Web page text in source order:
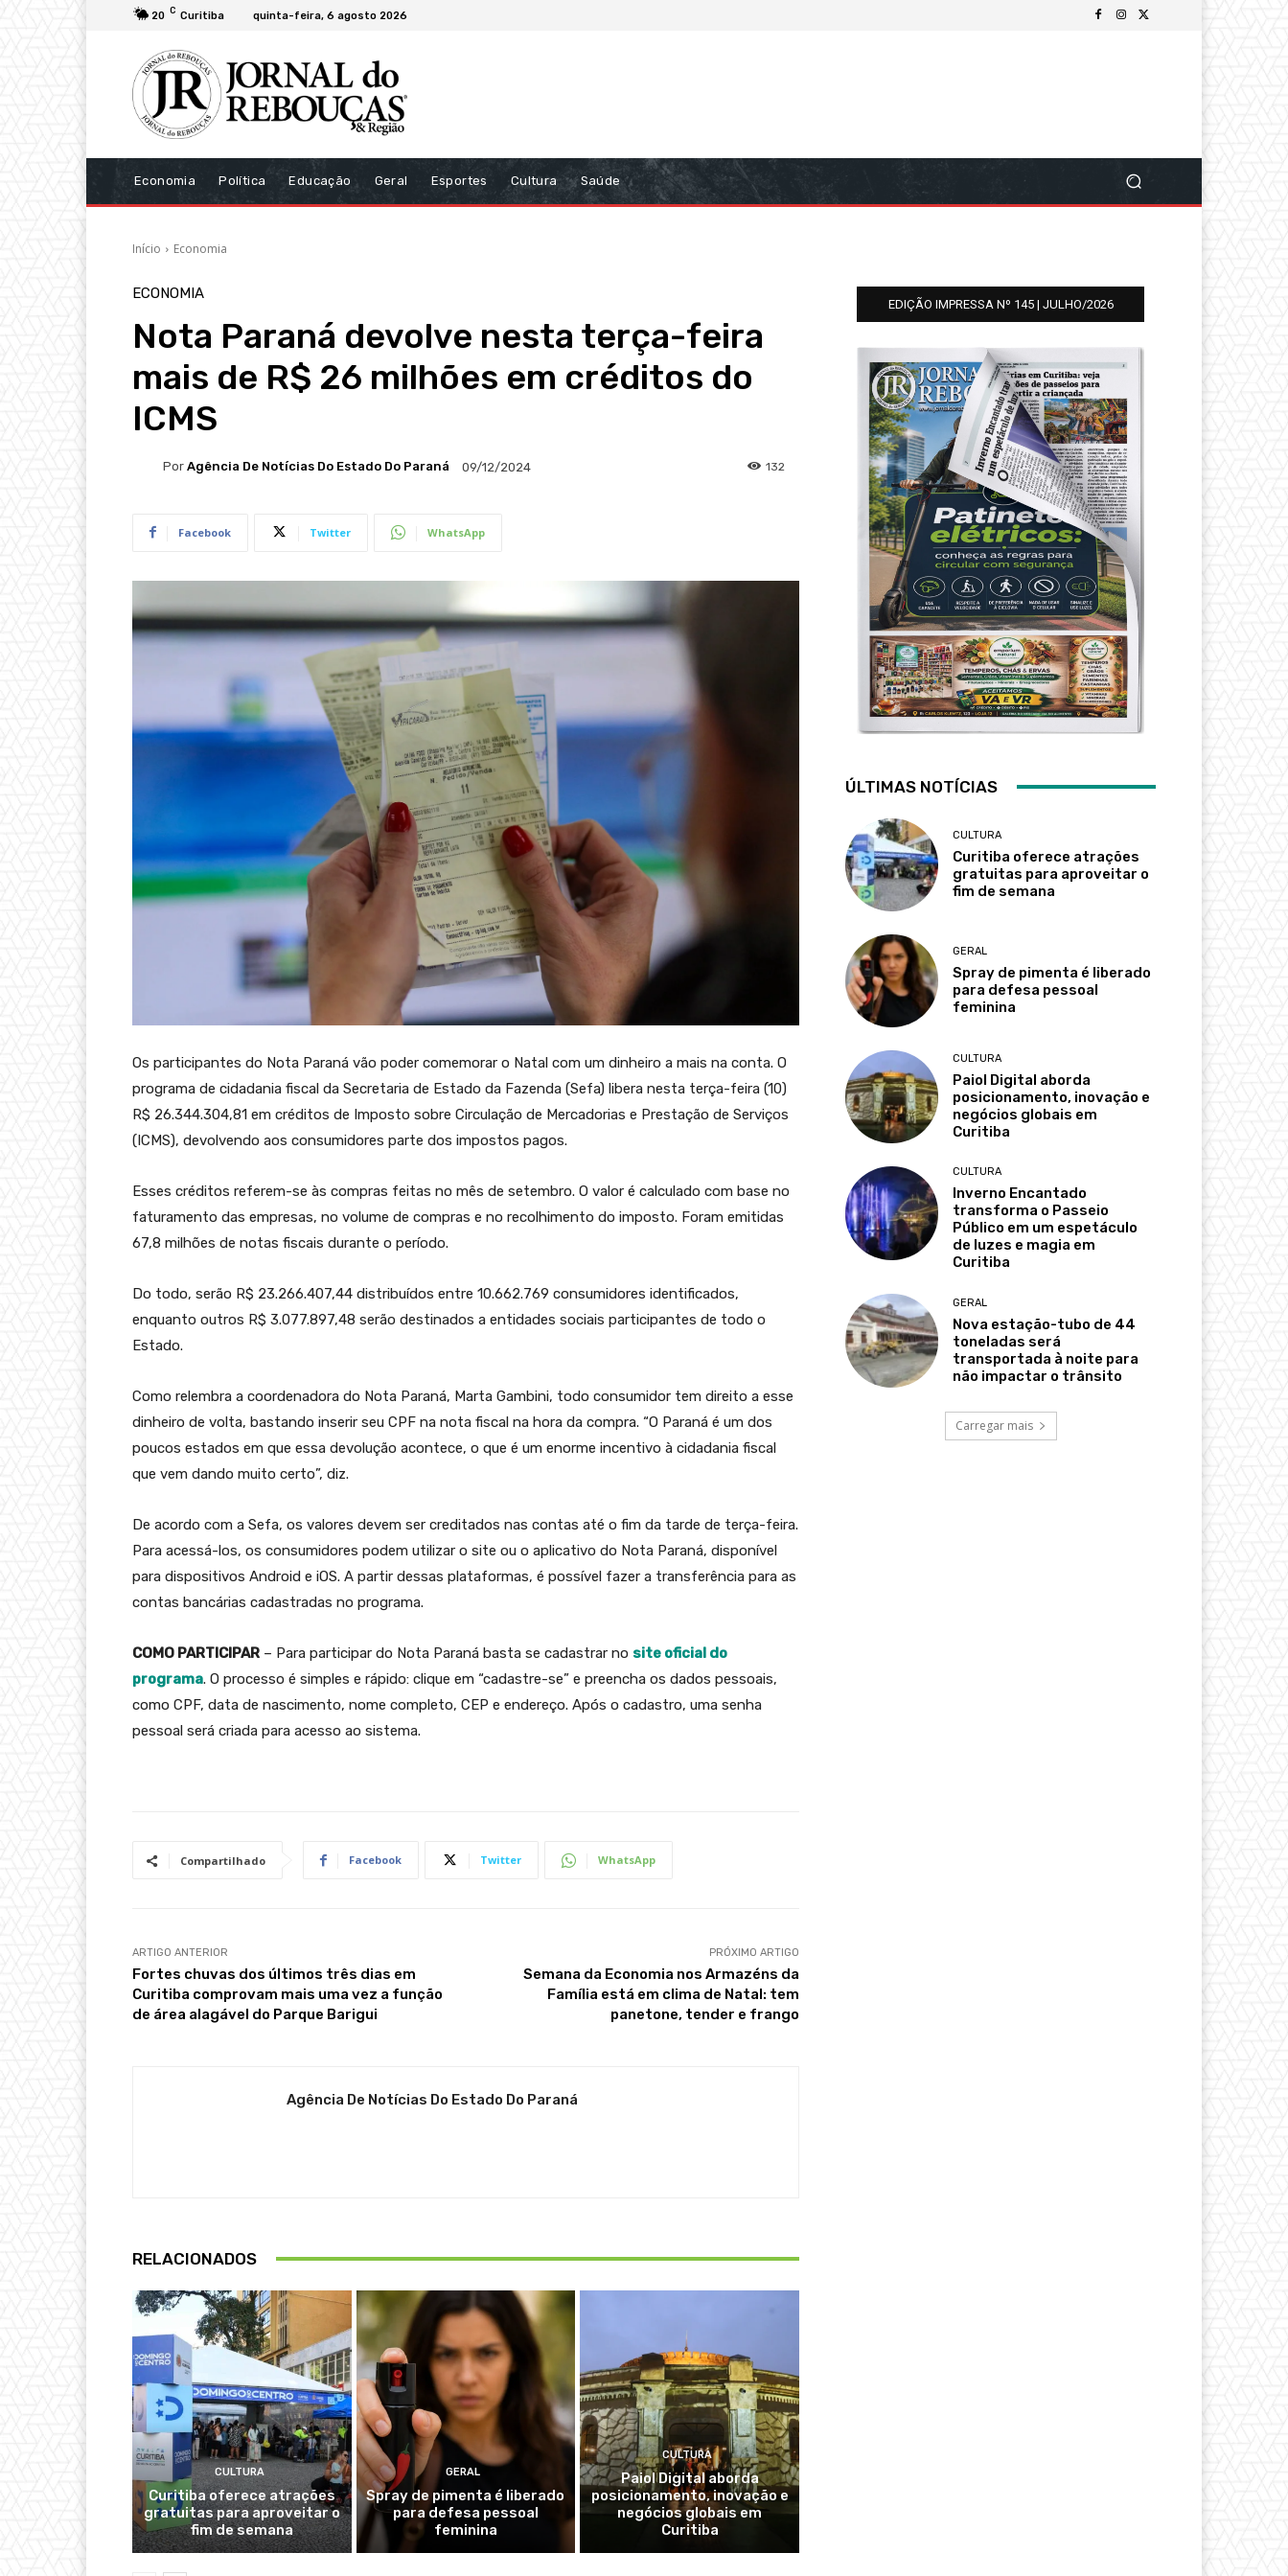
20 C Curitiba quinta-feira, 6 agosto 2026
Economia Política Educação Geral Esportes Cultura Saúde
Início Economia
ECONOMIA
Nota Paraná devolve nesta terça-feira
mais de R$ 26 milhões em créditos do
ICMS
Por Agência De Notícias Do Estado Do Paraná 09/12/2024 132
Facebook Twitter WhatsApp
Os participantes do Nota Paraná vão poder comemorar o Natal com um dinheiro a mais na conta. O
programa de cidadania fiscal da Secretaria de Estado da Fazenda (Sefa) libera nesta terça-feira (10)
R$ 26.344.304,81 em créditos de Imposto sobre Circulação de Mercadorias e Prestação de Serviços
(ICMS), devolvendo aos consumidores parte dos impostos pagos.
Esses créditos referem-se às compras feitas no mês de setembro. O valor é calculado com base no
faturamento das empresas, no volume de compras e no recolhimento do imposto. Foram emitidas
67,8 milhões de notas fiscais durante o período.
Do todo, serão R$ 23.266.407,44 distribuídos entre 10.662.769 consumidores identificados,
enquanto outros R$ 3.077.897,48 serão destinados a entidades sociais participantes de todo o
Estado.
Como relembra a coordenadora do Nota Paraná, Marta Gambini, todo consumidor tem direito a esse
dinheiro de volta, bastando inserir seu CPF na nota fiscal na hora da compra. “O Paraná é um dos
poucos estados em que essa devolução acontece, o que é um enorme incentivo à cidadania fiscal
que vem dando muito certo”, diz.
De acordo com a Sefa, os valores devem ser creditados nas contas até o fim da tarde de terça-feira.
Para acessá-los, os consumidores podem utilizar o site ou o aplicativo do Nota Paraná, disponível
para dispositivos Android e iOS. A partir dessas plataformas, é possível fazer a transferência para as
contas bancárias cadastradas no programa.
COMO PARTICIPAR – Para participar do Nota Paraná basta se cadastrar no site oficial do
programa. O processo é simples e rápido: clique em “cadastre-se” e preencha os dados pessoais,
como CPF, data de nascimento, nome completo, CEP e endereço. Após o cadastro, uma senha
pessoal será criada para acesso ao sistema.
Compartilhado Facebook Twitter WhatsApp
ARTIGO ANTERIOR
Fortes chuvas dos últimos três dias em
Curitiba comprovam mais uma vez a função
de área alagável do Parque Barigui
PRÓXIMO ARTIGO
Semana da Economia nos Armazéns da
Família está em clima de Natal: tem
panetone, tender e frango
Agência De Notícias Do Estado Do Paraná
RELACIONADOS
CULTURA
Curitiba oferece atrações
gratuitas para aproveitar o
fim de semana
GERAL
Spray de pimenta é liberado
para defesa pessoal
feminina
CULTURA
Paiol Digital aborda
posicionamento, inovação e
negócios globais em
Curitiba
EDIÇÃO IMPRESSA Nº 145 | JULHO/2026
ÚLTIMAS NOTÍCIAS
CULTURA
Curitiba oferece atrações
gratuitas para aproveitar o
fim de semana
GERAL
Spray de pimenta é liberado
para defesa pessoal
feminina
CULTURA
Paiol Digital aborda
posicionamento, inovação e
negócios globais em
Curitiba
CULTURA
Inverno Encantado
transforma o Passeio
Público em um espetáculo
de luzes e magia em
Curitiba
GERAL
Nova estação-tubo de 44
toneladas será
transportada à noite para
não impactar o trânsito
Carregar mais